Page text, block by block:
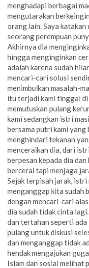
menghadapi berbagai
mengutarakan
orang lain. Saya
seorang perempuan
Akhirnya dia
hingga menginginkan
adalah karena sudah
mencari-cari solusi
menimbulkan masalah-
itu terjadi kami tinggal
memutuskan pulang
kami sedangkan istri
bersama putri kami yang
menghindari tekanan
menceraikan dia, dari
berpesan kepada dia
bercerai tapi menjaga
Sejak terpisah jarak, istri
menganggap kita sudah
dengan mencari-cari
dia sudah tidak cinta
dan tertahan seperti ada
pulang untuk diskusi
dan menganggap tidak
hendak mengajukan
Islam dan sosial melihat